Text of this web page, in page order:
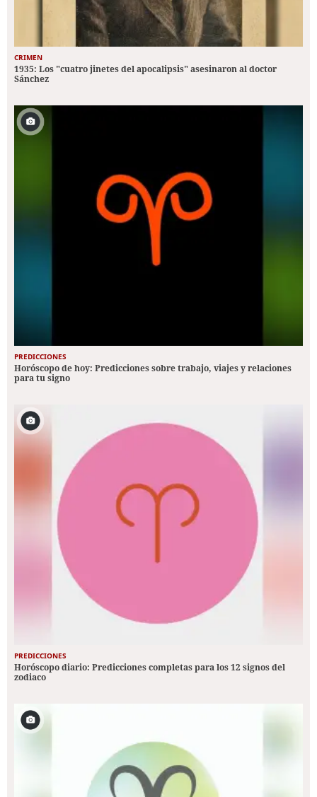
CRIMEN
1935: Los "cuatro jinetes del apocalipsis" asesinaron al doctor
Sánchez
PREDICCIONES
Horóscopo de hoy: Predicciones sobre trabajo, viajes y relaciones
para tu signo
PREDICCIONES
Horóscopo diario: Predicciones completas para los 12 signos del
zodiaco